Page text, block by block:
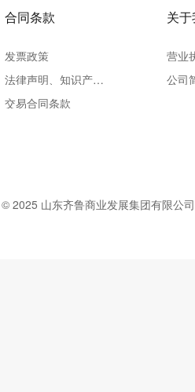
合同条款
发票政策
法律声明、知识产权声明及争议处理办法
交易合同条款
关
营业
公司
2025 山东齐鲁商业发展集团有限公